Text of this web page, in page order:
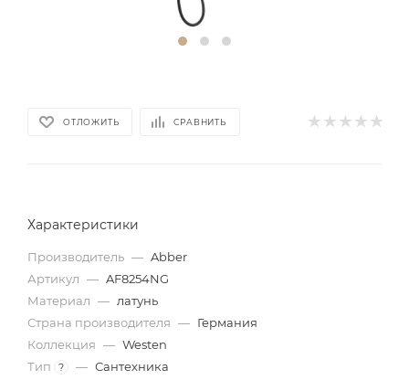
ОТЛОЖИТЬ СРАВНИТЬ
Характеристики
Производитель — Abber
Артикул — AF8254NG
Материал — латунь
Страна производителя — Германия
Коллекция — Westen
Тип
? — Сантехника